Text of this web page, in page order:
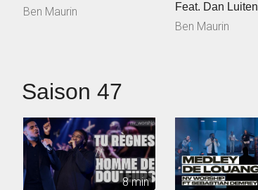
Ben Maurin
Feat. Dan Luiten
Ben Maurin
Saison 47
8 min